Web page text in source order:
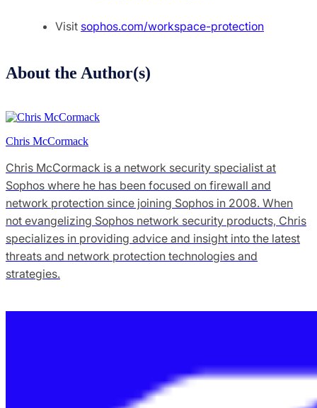
Visit sophos.com/workspace-protection
About the Author(s)
Chris McCormack
Chris McCormack is a network security specialist at
Sophos where he has been focused on firewall and
network protection since joining Sophos in 2008. When
not evangelizing Sophos network security products, Chris
specializes in providing advice and insight into the latest
threats and network protection technologies and
strategies.